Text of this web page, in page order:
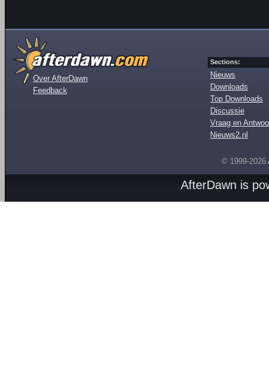
Over AfterDawn
Feedback
Sections:
Nieuws
Downloads
Top Downloads
Discussie
Vraag en
Nieuws2.nl
© 1999-2026
AfterDawn is